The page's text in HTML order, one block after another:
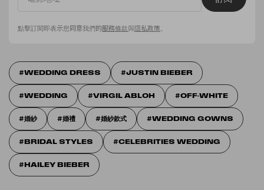
點擊訂閱即表示您同意我們的服務條款與隱私政策。
WEDDING DRESS JUSTIN BIEBER
WEDDING VIRGIL ABLOH OFF-WHITE
婚紗 婚禮 婚紗款式 WEDDING GOWNS
BRIDAL STYLES CELEBRITIES WEDDING
HAILEY BIEBER